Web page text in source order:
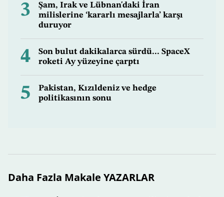
3
Şam, Irak ve Lübnan'daki İran
milislerine ‘kararlı mesajlarla’ karşı
duruyor
4
Son bulut dakikalarca sürdü... SpaceX
roketi Ay yüzeyine çarptı
5
Pakistan, Kızıldeniz ve hedge
politikasının sonu
Daha Fazla Makale YAZARLAR